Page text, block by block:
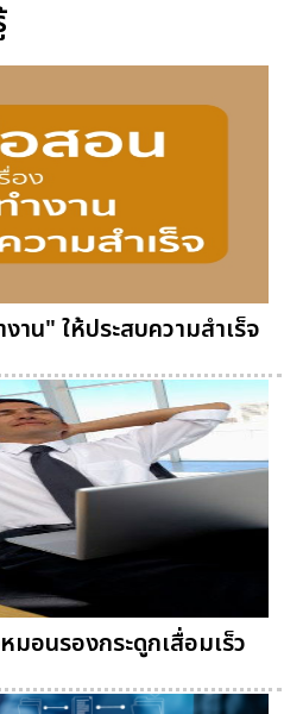
าน" ให้ประสบความสำเร็จ
อนรองกระดูกเสื่อมเร็ว